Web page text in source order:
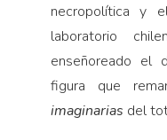
necropolítica y
laboratorio
enseñoreado el
figura que
imaginarias del